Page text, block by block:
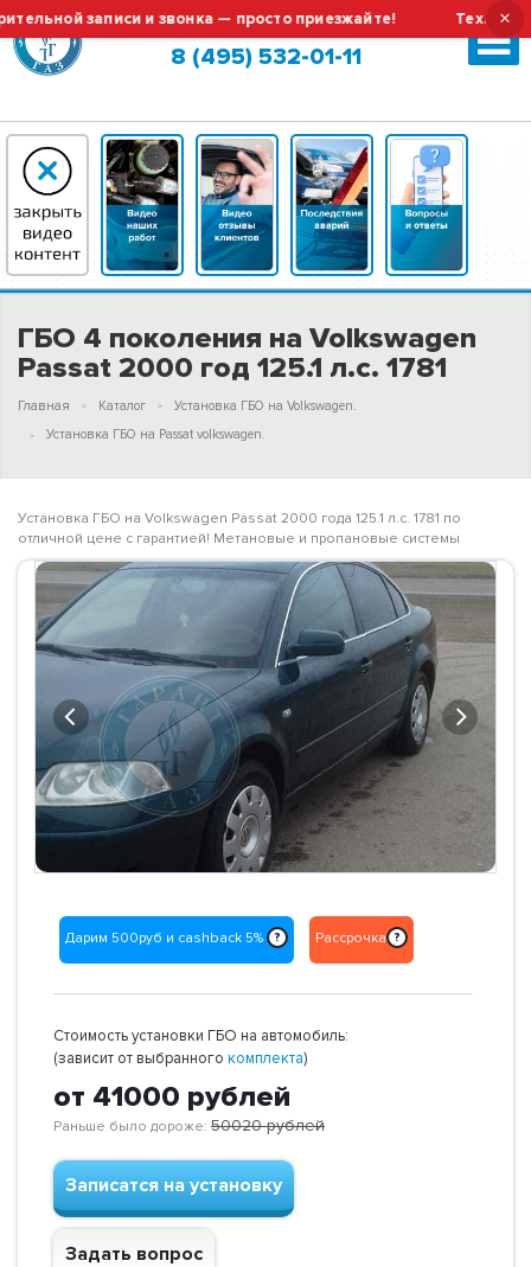
записи и звонка — просто приезжайте! ×
Москва (сменить город?)
8 (495) 532-01-11
ГБО 4 поколения на Volkswagen
Passat 2000 год 125.1 л.с. 1781
Главная Каталог
Установка ГБО на Volkswagen.
Установка ГБО на Passat volkswagen.
Установка ГБО на Volkswagen Passat 2000 года 125.1 л.с. 1781 по
отличной цене с гарантией! Метановые и пропановые системы
Previous Next
Дарим 500руб и cashback 5% ? Рассрочка ?
Стоимость установки ГБО на автомобиль:
(зависит от выбранного комплекта)
от 41000 рублей
Раньше было дороже: 50020рублей
Записатся на установку
Задать вопрос